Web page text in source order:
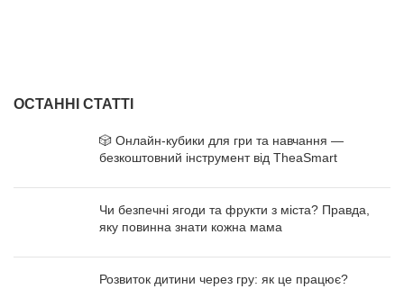
ОСТАННІ СТАТТІ
🎲 Онлайн-кубики для гри та навчання —
безкоштовний інструмент від TheaSmart
Чи безпечні ягоди та фрукти з міста? Правда,
яку повинна знати кожна мама
Розвиток дитини через гру: як це працює?